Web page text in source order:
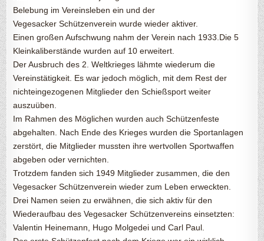
Belebung im Vereinsleben ein und der
Vegesacker Schützenverein wurde wieder aktiver.
Einen großen Aufschwung nahm der Verein nach 1933.Die 5
Kleinkaliberstände wurden auf 10 erweitert.
Der Ausbruch des 2. Weltkrieges lähmte wiederum die
Vereinstätigkeit. Es war jedoch möglich, mit dem Rest der
nichteingezogenen Mitglieder den Schießsport weiter
auszuüben.
Im Rahmen des Möglichen wurden auch Schützenfeste
abgehalten. Nach Ende des Krieges wurden die Sportanlagen
zerstört, die Mitglieder mussten ihre wertvollen Sportwaffen
abgeben oder vernichten.
Trotzdem fanden sich 1949 Mitglieder zusammen, die den
Vegesacker Schützenverein wieder zum Leben erweckten.
Drei Namen seien zu erwähnen, die sich aktiv für den
Wiederaufbau des Vegesacker Schützenvereins einsetzten:
Valentin Heinemann, Hugo Molgedei und Carl Paul.